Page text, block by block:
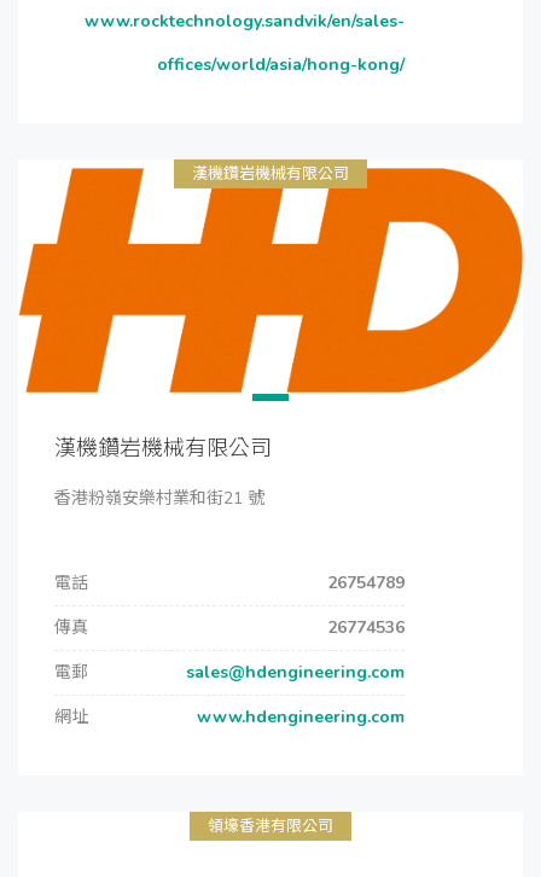
www.rocktechnology.sandvik/en/sales-
offices/world/asia/hong-kong/
漢機鑽岩機械有限公司
漢機鑽岩機械有限公司
香港粉嶺安樂村業和街21 號
電話
26754789
傳真
26774536
電郵
sales@hdengineering.com
網址
www.hdengineering.com
領壕香港有限公司